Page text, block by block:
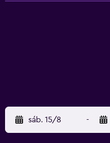
sáb. 15/8 -